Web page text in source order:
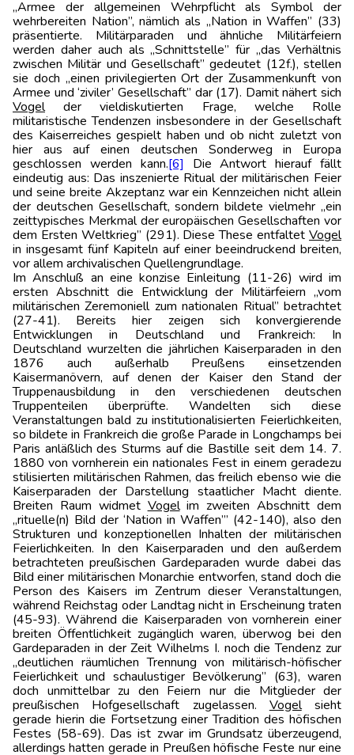
„Armee der allgemeinen Wehrpflicht als Symbol der
wehrbereiten Nation”, nämlich als „Nation in Waffen” (33)
präsentierte. Militärparaden und ähnliche Militärfeiern
werden daher auch als „Schnittstelle” für „das Verhältnis
zwischen Militär und Gesellschaft” gedeutet (12f.), stellen
sie doch „einen privilegierten Ort der Zusammenkunft von
Armee und ‘ziviler’ Gesellschaft” dar (17). Damit nähert sich
Vogelder vieldiskutierten Frage, welche Rolle
militaristische Tendenzen insbesondere in der Gesellschaft
des Kaiserreiches gespielt haben und ob nicht zuletzt von
hier aus auf einen deutschen Sonderweg in Europa
geschlossen werden kann.[6] Die Antwort hierauf fällt
eindeutig aus: Das inszenierte Ritual der militärischen Feier
und seine breite Akzeptanz war ein Kennzeichen nicht allein
der deutschen Gesellschaft, sondern bildete vielmehr „ein
zeittypisches Merkmal der europäischen Gesellschaften vor
dem Ersten Weltkrieg” (291). Diese These entfaltet Vogel
in insgesamt fünf Kapiteln auf einer beeindruckend breiten,
vor allem archivalischen Quellengrundlage.
Im Anschluß an eine konzise Einleitung (11-26) wird im
ersten Abschnitt die Entwicklung der Militärfeiern „vom
militärischen Zeremoniell zum nationalen Ritual” betrachtet
(27-41). Bereits hier zeigen sich konvergierende
Entwicklungen in Deutschland und Frankreich: In
Deutschland wurzelten die jährlichen Kaiserparaden in den
1876 auch außerhalb Preußens einsetzenden
Kaisermanövern, auf denen der Kaiser den Stand der
Truppenausbildung in den verschiedenen deutschen
Truppenteilen überprüfte. Wandelten sich diese
Veranstaltungen bald zu institutionalisierten Feierlichkeiten,
so bildete in Frankreich die große Parade in Longchamps bei
Paris anläßlich des Sturms auf die Bastille seit dem 14. 7.
1880 von vornherein ein nationales Fest in einem geradezu
stilisierten militärischen Rahmen, das freilich ebenso wie die
Kaiserparaden der Darstellung staatlicher Macht diente.
Breiten Raum widmet Vogelim zweiten Abschnitt dem
„rituelle(n) Bild der ‘Nation in Waffen’” (42-140), also den
Strukturen und konzeptionellen Inhalten der militärischen
Feierlichkeiten. In den Kaiserparaden und den außerdem
betrachteten preußischen Gardeparaden wurde dabei das
Bild einer militärischen Monarchie entworfen, stand doch die
Person des Kaisers im Zentrum dieser Veranstaltungen,
während Reichstag oder Landtag nicht in Erscheinung traten
(45-93). Während die Kaiserparaden von vornherein einer
breiten Öffentlichkeit zugänglich waren, überwog bei den
Gardeparaden in der Zeit Wilhelms I. noch die Tendenz zur
„deutlichen räumlichen Trennung von militärisch-höfischer
Feierlichkeit und schaulustiger Bevölkerung” (63), waren
doch unmittelbar zu den Feiern nur die Mitglieder der
preußischen Hofgesellschaft zugelassen. Vogelsieht
gerade hierin die Fortsetzung einer Tradition des höfischen
Festes (58-69). Das ist zwar im Grundsatz überzeugend,
allerdings hatten gerade in Preußen höfische Feste nur eine